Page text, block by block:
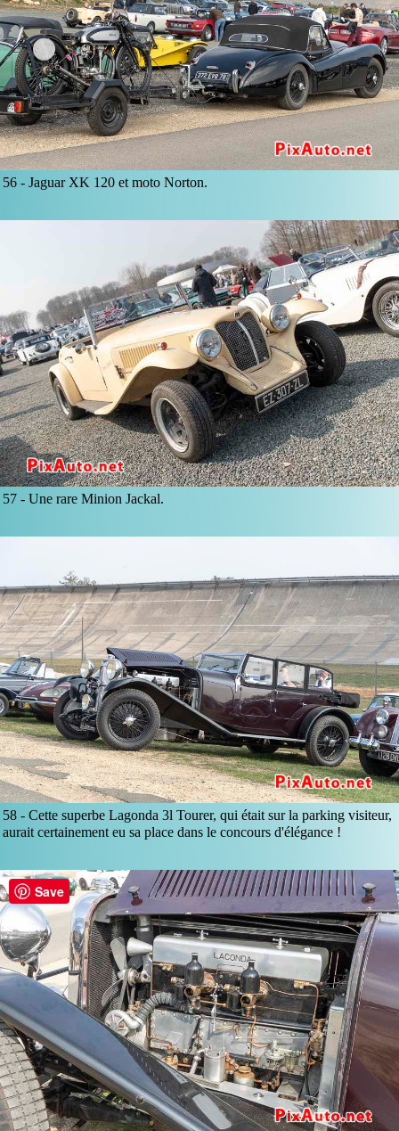
56 -Jaguar XK 120 et moto Norton.
57 -Une rare Minion Jackal.
58 -Cette superbe Lagonda 3l Tourer, qui était sur la parking visiteur,
aurait certainement eu sa place dans le concours d'élégance !
Save